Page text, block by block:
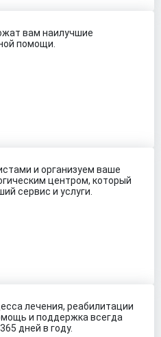
вам наилучшие
помощи.
и организуем ваше
центром, который
сервис и услуги.
лечения, реабилитации
и поддержка всегда
дней в году.